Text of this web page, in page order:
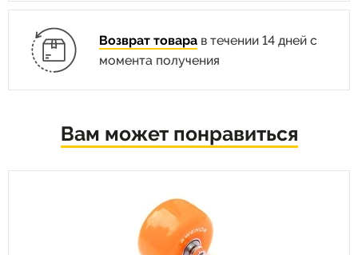
Возврат товарав течении 14 дней с
момента получения
Вам может понравиться